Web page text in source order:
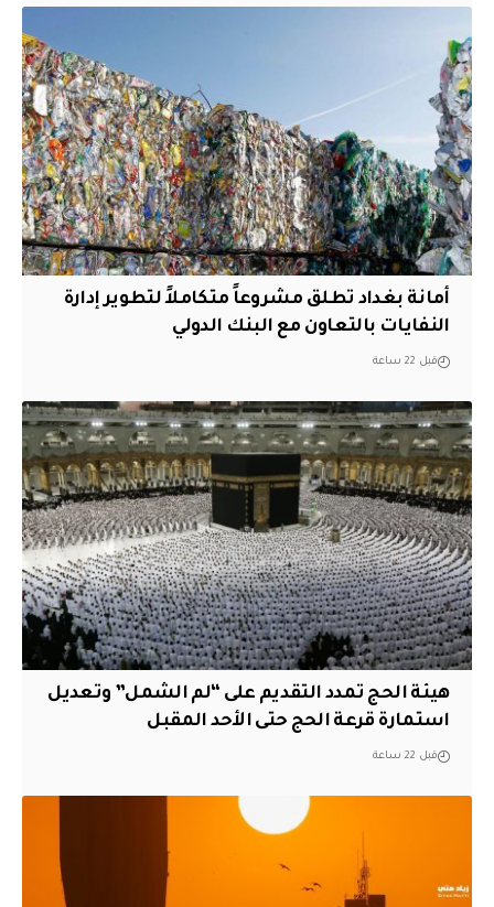
أمانة بغداد تطلق مشروعاً متكاملاً لتطوير إدارة
النفايات بالتعاون مع البنك الدولي
قبل 22 ساعة
هيئة الحج تمدد التقديم على “لم الشمل” وتعديل
استمارة قرعة الحج حتى الأحد المقبل
قبل 22 ساعة